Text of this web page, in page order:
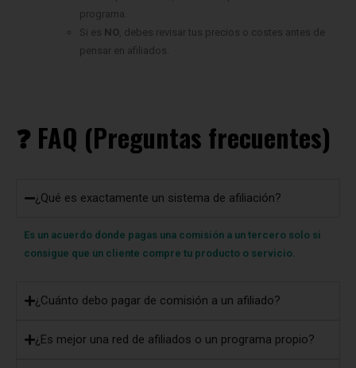
programa.
Si es NO , debes revisar tus precios o costes antes de
pensar en afiliados.
❓ FAQ (Preguntas frecuentes)
¿Qué es exactamente un sistema de afiliación?
Es un acuerdo donde pagas una comisión a un tercero solo si
consigue que un cliente compre tu producto o servicio.
¿Cuánto debo pagar de comisión a un afiliado?
¿Es mejor una red de afiliados o un programa propio?